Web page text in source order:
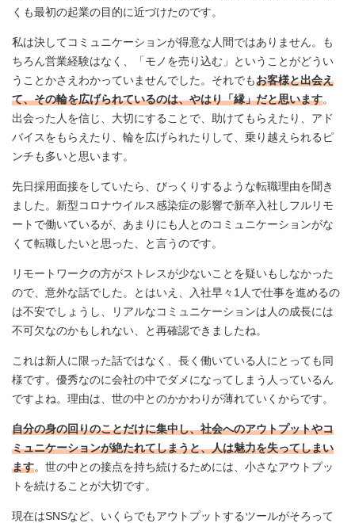
くも最初の起業の目的に近づけたのです。
私は決してコミュニケーションが得意な人間ではありません。も
ちろん営業経験はなく、「モノを売り込む」ということがどうい
うことかさえわかっていませんでした。それでもお客様と出会え
て、その輪を広げられているのは、やはり「縁」だと思います。
出会った人を信じ、大切にすることで、助けてもらえたり、アド
バイスをもらえたり、輪を広げられたりして、乗り越えられるピ
ンチも多いと思います。
先日採用面接をしていたら、びっくりするような転職理由を聞き
ました。新型コロナウイルス感染症の影響で新卒入社しフルリモ
ートで働いているが、あまりにも人とのコミュニケーションがな
くて転職したいと思った、と言うのです。
リモートワークの方がストレスが少ないことを疑いもしなかった
ので、意外な話でした。とはいえ、入社早々1人で仕事を進めるの
は不安でしょうし、リアルなコミュニケーションは人の成長には
不可欠なのかもしれない、と再確認できましたね。
これは新人に限った話ではなく、長く働いている人にとっても同
様です。優秀なのに会社の中でダメになってしまう人っているん
ですよね。理由は、世の中とのかかわりが薄れていくからです。
自分の身の回りのことだけに集中し、社会へのアウトプットやコ
ミュニケーションが絶たれてしまうと、人は魅力を失ってしまい
ます。世の中との接点を持ち続けるためには、小さなアウトプッ
トを続けることが大切です。
現在はSNSなど、いくらでもアウトプットするツールがそろって